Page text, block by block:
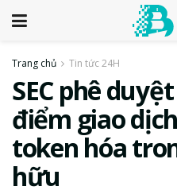
Trang chủ Tin tức 24H
SEC phê
điểm giao
token hóa
hữu